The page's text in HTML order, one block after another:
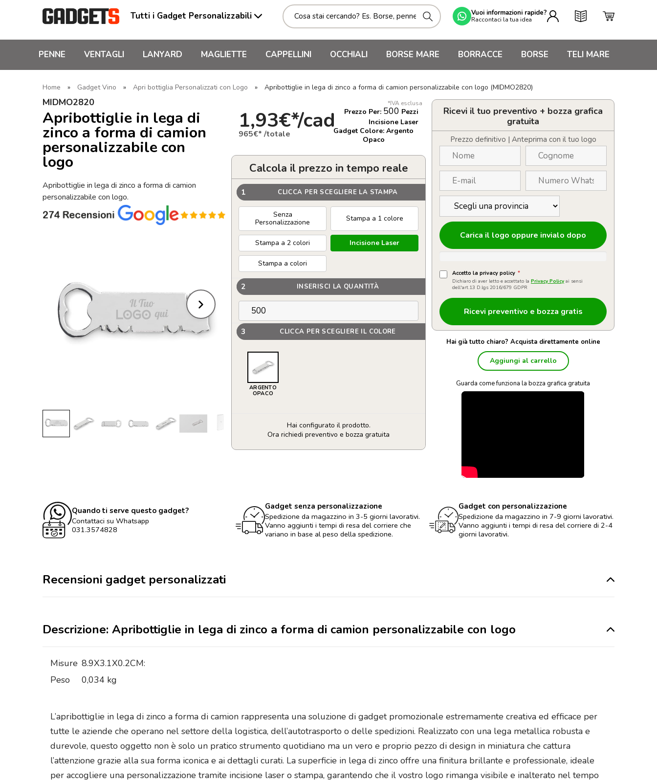
Tutti i Gadget Personalizzabili Vuoi informazioni rapide?
Raccontaci la tua idea
PENNE VENTAGLI LANYARD MAGLIETTE CAPPELLINI OCCHIALI BORSE MARE BORRACCE BORSE TELI MARE
Home » Gadget Vino » Apri bottiglia Personalizzati con Logo » Apribottiglie in lega di zinco a forma di camion personalizzabile con logo (MIDMO2820)
MIDMO2820
Apribottiglie in lega di
zinco a forma di camion
personalizzabile con
logo
Apribottiglie in lega di zinco a forma di camion
personalizzabile con logo.
*IVA esclusa
1,93€*/cad
965€* /totale
Prezzo Per: 500 Pezzi
Incisione Laser
Gadget Colore: Argento
Opaco
Calcola il prezzo in tempo reale
1 CLICCA PER SCEGLIERE LA STAMPA
Senza
Personalizzazione
Stampa a 1 colore
Stampa a 2 colori Incisione Laser
Stampa a colori
2 INSERISCI LA QUANTITÀ
3 CLICCA PER SCEGLIERE IL COLORE
ARGENTO
OPACO
Hai configurato il prodotto.
Ora richiedi preventivo e bozza gratuita
Apribottiglie
forma
camion
personalizzabile
Ricevi il tuo preventivo + bozza grafica
gratuita
Prezzo definitivo | Anteprima con il tuo logo
Carica il logo oppure invialo dopo
Accetto la privacy policy *
Dichiaro di aver letto e accettato la Privacy Policy ai sensi
dell'art.13 D.lgs 2016/679 GDPR
Hai già tutto chiaro? Acquista direttamente online
Aggiungi al carrello
Guarda come funziona la bozza grafica gratuita
Quando ti serve questo gadget?
Contattaci su Whatsapp
031.3574828
Gadget senza personalizzazione
Spedizione da magazzino in 3-5 giorni lavorativi.
Vanno aggiunti i tempi di resa del corriere che
variano in base al peso della spedizione.
Gadget con personalizzazione
Spedizione da magazzino in 7-9 giorni lavorativi.
Vanno aggiunti i tempi di resa del corriere di 2-4
giorni lavorativi.
Recensioni gadget personalizzati
Descrizione: Apribottiglie in lega di zinco a forma di camion personalizzabile con logo
Misure 8.9X3.1X0.2CM:
Peso
0,034 kg
L’apribottiglie in lega di zinco a forma di camion rappresenta una soluzione di gadget promozionale estremamente creativa ed efficace per
tutte le aziende che operano nel settore della logistica, dell’autotrasporto o delle spedizioni. Realizzato con una lega metallica robusta e
durevole, questo oggetto non è solo un pratico strumento quotidiano ma un vero e proprio pezzo di design in miniatura che cattura
l’attenzione grazie alla sua forma iconica e ai dettagli curati. La superficie in lega di zinco offre una finitura brillante e professionale, ideale
per accogliere una personalizzazione tramite incisione laser o stampa, garantendo che il vostro logo rimanga visibile e inalterato nel tempo